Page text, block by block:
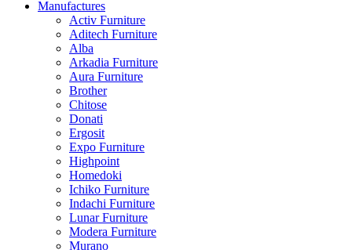
Manufactures
Activ Furniture
Aditech Furniture
Alba
Arkadia Furniture
Aura Furniture
Brother
Chitose
Donati
Ergosit
Expo Furniture
Highpoint
Homedoki
Ichiko Furniture
Indachi Furniture
Lunar Furniture
Modera Furniture
Murano